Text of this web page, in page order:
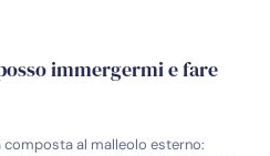
immergermi e fare
al malleolo esterno: